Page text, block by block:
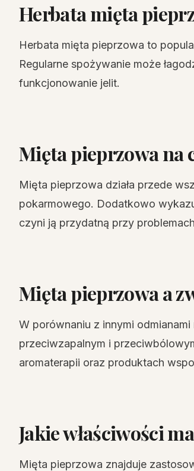
Herbata mięta
Herbata mięta pieprzowa to
Regularne spożywanie może
funkcjonowanie jelit.
Mięta pieprzowa na
Mięta pieprzowa działa przede
pokarmowego. Dodatkowo
czyni ją przydatną przy
Mięta pieprzowa a
W porównaniu z innymi
przeciwzapalnym i
aromaterapii oraz produktach
Jakie właściwości
Mięta pieprzowa znajduje